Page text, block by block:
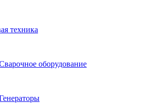
техника
оборудование